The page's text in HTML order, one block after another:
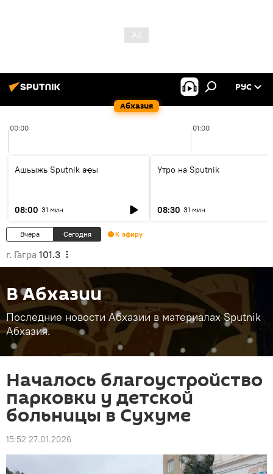
Абхазия
РУС
00:00 01:00
Ашьыжь Sputnik аҿы
08:00 31 мин
Утро на Sputnik
08:30 31 мин
Вчера Сегодня К эфиру
г. Гагра 101.3
В Абхазии
Последние новости Абхазии в материалах Sputnik
Абхазия.
Началось благоустройство
парковки у детской
больницы в Сухуме
15:52 27.01.2026